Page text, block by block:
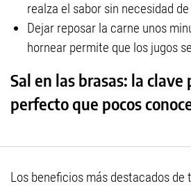
realza el sabor sin necesidad
Dejar reposar la carne unos
hornear permite que los jugos
Sal en las brasas: la clave
perfecto que pocos
Los beneficios más destacados de